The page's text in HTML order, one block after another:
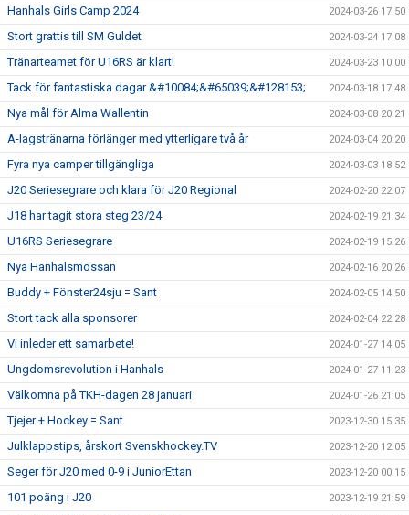
Hanhals Girls Camp 2024 2024-03-26 17:50
Stort grattis till SM Guldet 2024-03-24 17:08
Tränarteamet för U16RS är klart! 2024-03-23 10:00
Tack för fantastiska dagar &#10084;&#65039;&#128153; 2024-03-18 17:48
Nya mål för Alma Wallentin 2024-03-08 20:21
A-lagstränarna förlänger med ytterligare två år 2024-03-04 20:20
Fyra nya camper tillgängliga 2024-03-03 18:52
J20 Seriesegrare och klara för J20 Regional 2024-02-20 22:07
J18 har tagit stora steg 23/24 2024-02-19 21:34
U16RS Seriesegrare 2024-02-19 15:26
Nya Hanhalsmössan 2024-02-16 20:26
Buddy + Fönster24sju = Sant 2024-02-05 14:50
Stort tack alla sponsorer 2024-02-04 22:28
Vi inleder ett samarbete! 2024-01-27 14:05
Ungdomsrevolution i Hanhals 2024-01-27 11:23
Välkomna på TKH-dagen 28 januari 2024-01-26 21:05
Tjejer + Hockey = Sant 2023-12-30 15:35
Julklappstips, årskort Svenskhockey.TV 2023-12-20 12:05
Seger för J20 med 0-9 i JuniorEttan 2023-12-20 00:15
101 poäng i J20 2023-12-19 21:59